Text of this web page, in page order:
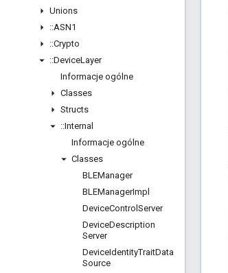
Unions
::ASN1
::Crypto
::DeviceLayer
Informacje ogólne
Classes
Structs
::Internal
Informacje ogólne
Classes
BLEManager
BLEManagerImpl
DeviceControl Server
DeviceDescription
Server
DeviceIdentityTraitData
Source